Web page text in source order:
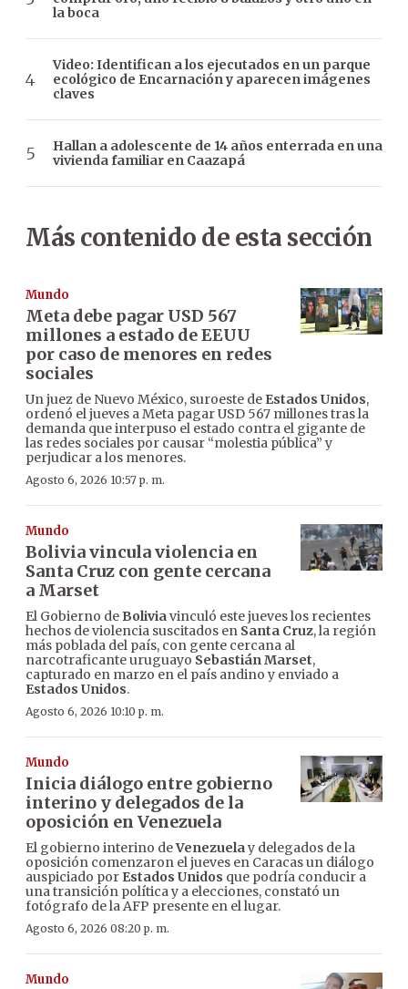
la boca
Video: Identifican a los ejecutados en un parque
ecológico de Encarnación y aparecen imágenes
claves
Hallan a adolescente de 14 años enterrada en una
vivienda familiar en Caazapá
Más contenido de esta sección
Mundo
Meta debe pagar USD 567
millones a estado de EEUU
por caso de menores en redes
sociales
Un juez de Nuevo México, suroeste de Estados Unidos,
ordenó el jueves a Meta pagar USD 567 millones tras la
demanda que interpuso el estado contra el gigante de
las redes sociales por causar “molestia pública” y
perjudicar a los menores.
Agosto 6, 2026 10:57 p. m.
Mundo
Bolivia vincula violencia en
Santa Cruz con gente cercana
a Marset
El Gobierno de Boliviavinculó este jueves los recientes
hechos de violencia suscitados en Santa Cruz, la región
más poblada del país, con gente cercana al
narcotraficante uruguayo Sebastián Marset,
capturado en marzo en el país andino y enviado a
Estados Unidos.
Agosto 6, 2026 10:10 p. m.
Mundo
Inicia diálogo entre gobierno
interino y delegados de la
oposición en Venezuela
El gobierno interino deVenezuelay delegados de la
oposición comenzaron el jueves en Caracas un diálogo
auspiciado por Estados Unidos que podría conducir a
una transición política y a elecciones, constató un
fotógrafo de la AFP presente en el lugar.
Agosto 6, 2026 08:20 p. m.
Mundo